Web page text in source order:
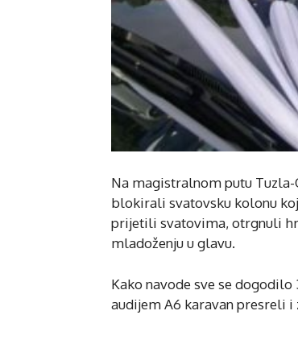
Na magistralnom putu Tuzla-
blokirali svatovsku kolonu
prijetili svatovima, otrgnuli
mladoženju u glavu.
Kako navode sve se dogodilo
audijem A6 karavan presreli